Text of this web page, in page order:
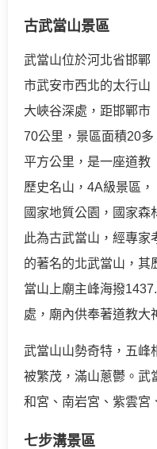
古武當山景區
武當山位於河北省邯鄲
市武安市西北的太行山
大峽谷深處，距邯鄲市
70公里，景區面積20多
平方公里，是一座道教
歷史名山，4A級景區，
國家地質公園，國家
此為古武當山，經專家
的著名的北武當山，其
當山上廟主峰海撥
處，廟內供奉著道教大
武當山山勢奇特，五峰
被繁茂，滿山蔥鬱。武
和宮、南岩宮、紫雲宮
七步溝景區